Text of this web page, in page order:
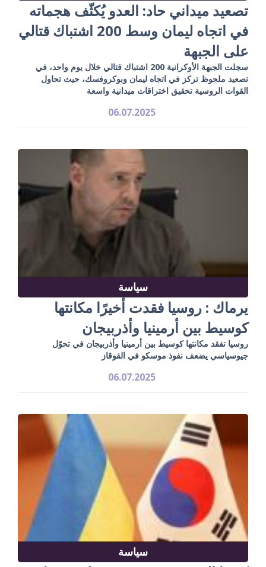
تصعيد ميداني حاد: العدو يُكثّف هجماته
في اتجاه ليمان وسط 200 اشتباك قتالي
على الجبهة
سجلت الجبهة الأوكرانية 200 اشتباك قتالي خلال يوم واحد، في
تصعيد ملحوظ تركز في اتجاه ليمان وبوكروفسك، حيث تحاول
القوات الروسية تحقيق اختراقات ميدانية واسعة
06.07.2025
سياسة
يرماك : روسيا فقدت أخيرًا مكانتها
كوسيط بين أرمينيا وأذربيجان
روسيا تفقد مكانتها كوسيط بين أرمينيا وأذربيجان في تحوّل
جيوسياسي يضعف نفوذ موسكو في القوقاز
06.07.2025
سياسة